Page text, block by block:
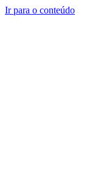
Ir para o conteúdo